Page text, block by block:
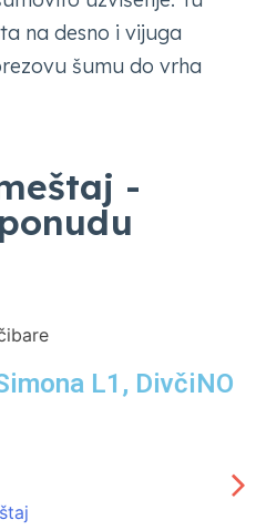
na desno i vijuga
šumu do vrha
-